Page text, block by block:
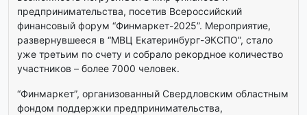
предпринимательства, посетив Всероссийский
финансовый форум “Финмаркет-2025”. Мероприятие,
развернувшееся в “МВЦ Екатеринбург-ЭКСПО”, стало
уже третьим по счету и собрало рекордное количество
участников – более 7000 человек.
“Финмаркет”, организованный Свердловским областным
фондом поддержки предпринимательства,